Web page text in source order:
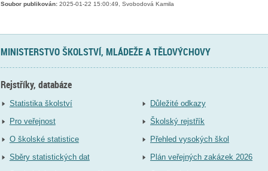
Soubor publikován:2025-01-22 15:00:49, Svobodová Kamila
MINISTERSTVO ŠKOLSTVÍ, MLÁDEŽE A TĚLOVÝCHOVY
Rejstříky, databáze
Statistika školství
Pro veřejnost
O školské statistice
Sběry statistických dat
Důležité odkazy
Školský rejstřík
Přehled vysokých škol
Plán veřejných zakázek 2026